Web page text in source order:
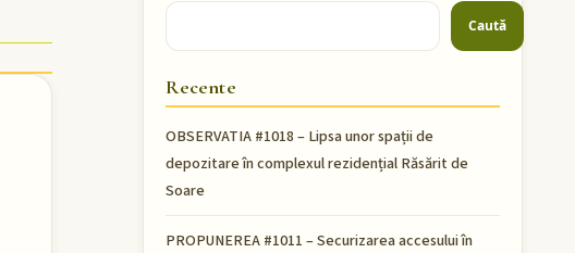
Caută
Recente
OBSERVATIA #1018 – Lipsa unor spații de
depozitare în complexul rezidențial Răsărit de
Soare
PROPUNEREA #1011 – Securizarea accesului în